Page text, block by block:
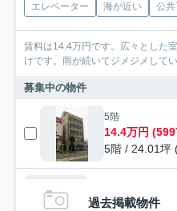
エレベーター 海が近い 公
賃料は14.4万円です。広々とした
けです。雨が続いてジメジメして
募集中の物件
5階
14.4万円
5階 / 24.01坪
過去掲載物件